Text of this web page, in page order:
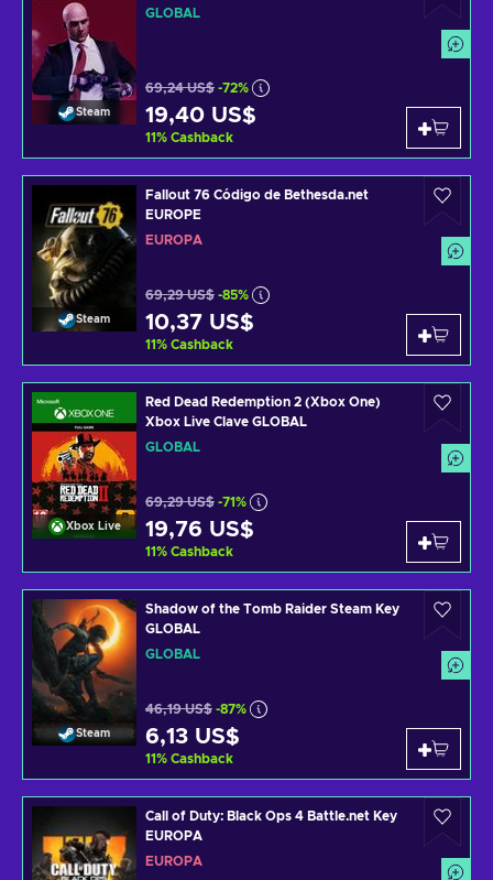
Steam
GLOBAL
69,24 US$ -72%
19,40 US$
11% Cashback
Steam
Fallout 76 Código de Bethesda.net
EUROPE
EUROPA
69,29 US$ -85%
10,37 US$
11% Cashback
Xbox Live
Red Dead Redemption 2 (Xbox One)
Xbox Live Clave GLOBAL
GLOBAL
69,29 US$ -71%
19,76 US$
11% Cashback
Steam
Shadow of the Tomb Raider Steam Key
GLOBAL
GLOBAL
46,19 US$ -87%
6,13 US$
11% Cashback
Call of Duty: Black Ops 4 Battle.net Key
EUROPA
EUROPA